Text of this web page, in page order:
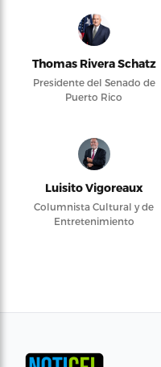
Thomas Rivera Schatz
Presidente del Senado de
Puerto Rico
Luisito Vigoreaux
Columnista Cultural y de
Entretenimiento